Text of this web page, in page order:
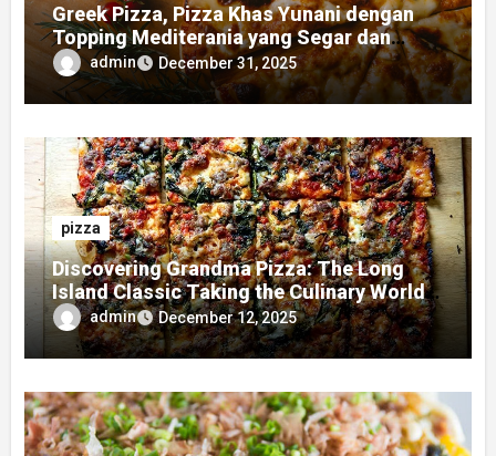
Greek Pizza, Pizza Khas Yunani dengan
Topping Mediterania yang Segar dan
Gurihadmin December 31, 2025
pizza
Discovering Grandma Pizza: The Long
Island Classic Taking the Culinary World
by Storm
admin December 12, 2025